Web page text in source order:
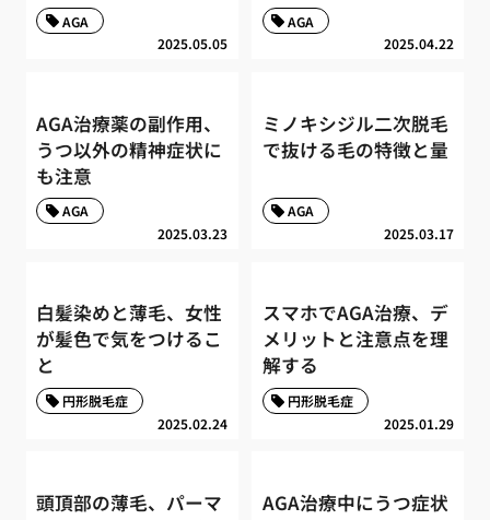
2025.05.05
AGA
2025.04.22
AGA
AGA治療薬の副作用、
うつ以外の精神症状に
も注意
2025.03.23
AGA
ミノキシジル二次脱毛
で抜ける毛の特徴と量
2025.03.17
AGA
白髪染めと薄毛、女性
が髪色で気をつけるこ
と
2025.02.24
円形脱毛症
スマホでAGA治療、デ
メリットと注意点を理
解する
2025.01.29
円形脱毛症
頭頂部の薄毛、パーマ
AGA治療中にうつ症状